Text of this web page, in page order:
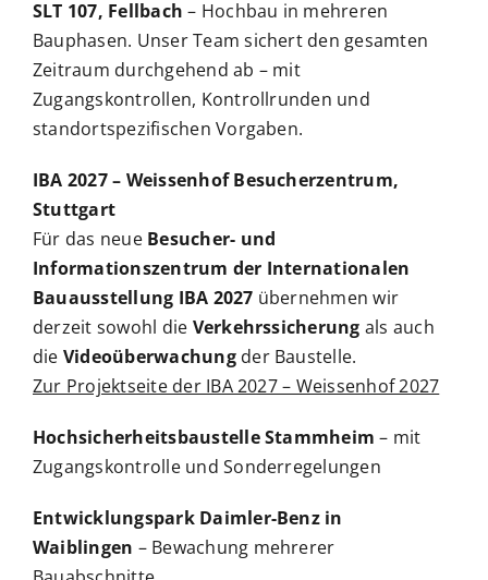
SLT 107, Fellbach – Hochbau in mehreren
Bauphasen. Unser Team sichert den gesamten
Zeitraum durchgehend ab – mit
Zugangskontrollen, Kontrollrunden und
standortspezifischen Vorgaben.
IBA 2027 – Weissenhof Besucherzentrum,
Stuttgart
Für das neue Besucher- und
Informationszentrum der Internationalen
Bauausstellung IBA 2027 übernehmen wir
derzeit sowohl die Verkehrssicherung als auch
die Videoüberwachungder Baustelle.
Zur Projektseite der IBA 2027 – Weissenhof 2027
Hochsicherheitsbaustelle Stammheim – mit
Zugangskontrolle und Sonderregelungen
Entwicklungspark Daimler-Benz in
Waiblingen – Bewachung mehrerer